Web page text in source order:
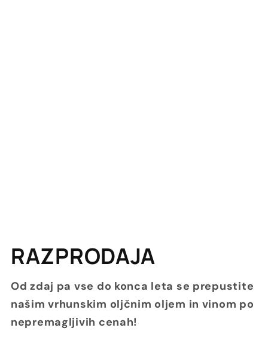
RAZPRODAJA
Od zdaj pa vse do konca leta se prepustite
našim vrhunskim oljčnim oljem in vinom po
nepremagljivih cenah!